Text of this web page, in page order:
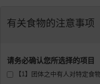
有关食物的注意事项
请务必确认您所选择的项目
【1】团体之中有人对特定食